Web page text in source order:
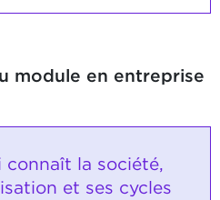
module en entreprise
connaît la société,
et ses cycles